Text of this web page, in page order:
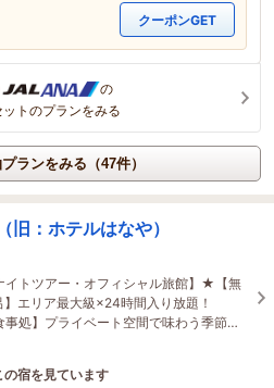
クーポンGET
の
トのプランをみる
ランをみる（47件）
旧：ホテルはなや）
トツアー・オフィシャル旅館】★【無
】エリア最大級×24時間入り放題！
処】プライベート空間で味わう季節の
の湯】化粧水のようにとろりとした泉
に予約されました